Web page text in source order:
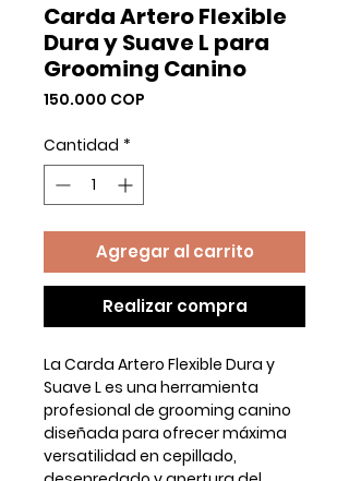
Carda Artero Flexible
Dura y Suave L para
Grooming Canino
150.000 COP
Cantidad *
Agregar al carrito
Realizar compra
La Carda Artero Flexible Dura y
Suave Les una herramienta
profesional de grooming canino
diseñada para ofrecermáxima
versatilidad en cepillado,